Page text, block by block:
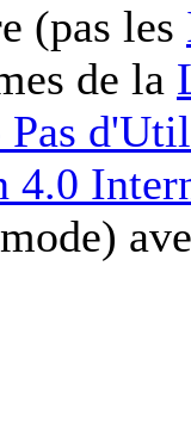
(pas les
de la
mode)